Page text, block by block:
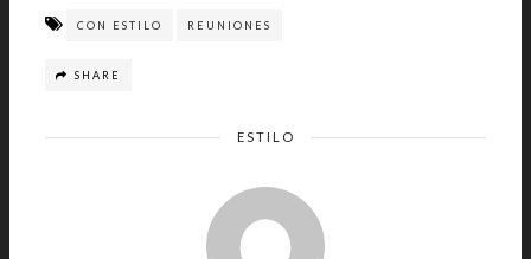
CON ESTILO REUNIONES
SHARE
ESTILO